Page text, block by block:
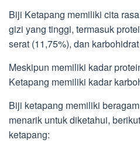
Biji Ketapang memiliki cita
gizi yang tinggi, termasuk
serat (11,75%), dan
Meskipun memiliki kadar
Ketapang memiliki kadar
Biji ketapang memiliki
menarik untuk diketahui,
ketapang: